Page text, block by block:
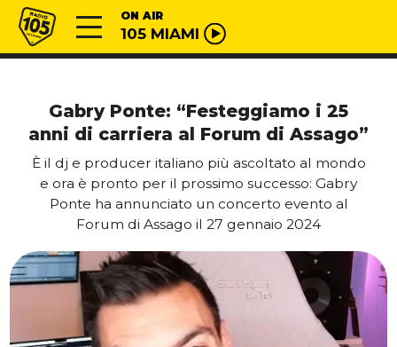
Vai al contenuto
Radio 105 ON AIR
105 MIAMI
Gabry Ponte: “Festeggiamo i 25
anni di carriera al Forum di Assago”
È il dj e producer italiano più ascoltato al mondo
e ora è pronto per il prossimo successo: Gabry
Ponte ha annunciato un concerto evento al
Forum di Assago il 27 gennaio 2024